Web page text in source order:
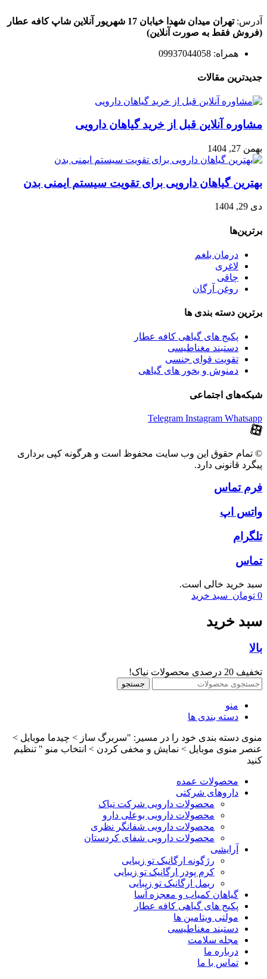
آدرس:تهران میدان شهدا خیابان 17 شهریور آنلاین شاپ کافه عطار
(فروش فقط به صورت آنلاین)
همراه: 09937044058
جدیدترین مقالات
مشاوره آنلاین قبل از خرید گیاهان دارویی
بهمن 27, 1404
بهترین گیاهان دارویی برای تقویت سیستم ایمنی بدن
دی 29, 1404
برترین‌ها
درمان بلغم
لاغری
چاقی
روغن آرگان
برترین‌ دسته بندی ها
پکیج های گیاهی کافه عطار
دستبند مغناطیسی
تقویت قوای جنسی
دمنوش و بخور های گیاهی
شبکه‌های اجتماعی
Telegram Instagram Whatsapp
© تمام حقوق این وب سایت محفوظ است و هرگونه کپی برداری
پیگرد قانونی دارد.
فرم تماس
واتس اپ
تلگرام
تماس
سبد خرید خالی است.
0 تومان سبد خرید
سبد خرید
بالا
تخفیف 20 درصدی محصولات نیاک!
جستجو
منو
دسته بندی ها
منوی دسته بندی خود را در مسیر: "سربرگ ساز > چیدما موبایل >
عنصر منوی موبایل > نمایش و مخفی کردن > انتخاب منو " تنظیم
کنید
محصولات عمده
داروهای شرکتی
محصولات دارویی شرکت نیاک
محصولات دارویی بوعلی دارو
محصولات دارویی شفانگر نظری
محصولات دارویی شفای کردستان
آرایشی
رژگونه ارگانیک تو زیبایی
کرم پودر ارگانیک تو زیبایی
ریمل ارگانیک تو زیبایی
گیاهان کمیاب و معجزه آسا
پکیج های گیاهی کافه عطار
مولتی ویتامین ها
دستبند مغناطیسی
مجله سلامت
درباره ما
تماس با ما